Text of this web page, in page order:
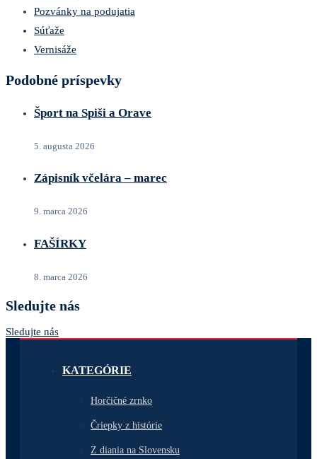
Pozvánky na podujatia
Súťaže
Vernisáže
Podobné príspevky
Šport na Spiši a Orave
5. augusta 2026
Zápisník včelára – marec
9. marca 2026
FAŠÍRKY
8. marca 2026
Sledujte nás
Sledujte nás
KATEGÓRIE
Horčičné zrnko
Čriepky z histórie
Z diania na Slovensku